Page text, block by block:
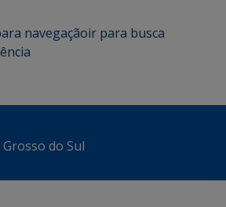
navegaçãoir para busca
do Sul